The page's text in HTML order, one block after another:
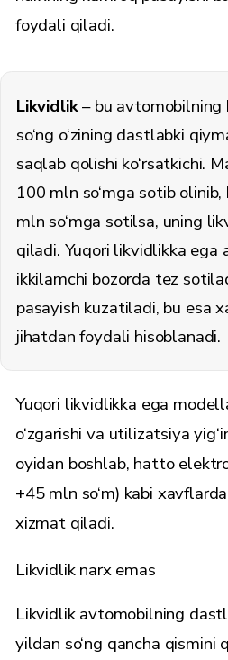
foydali qiladi.
Likvidlik– bu avtomobilning
so‘ng o‘zining dastlabki
saqlab qolishi ko‘rsatkichi.
100 mln so‘mga sotib
mln so‘mga sotilsa, uning
qiladi. Yuqori likvidlikka ega
ikkilamchi bozorda tez
pasayish kuzatiladi, bu esa
jihatdan foydali hisoblanadi.
Yuqori likvidlikka ega
o‘zgarishi va utilizatsiya
oyidan boshlab, hatto
+45 mln so‘m) kabi
xizmat qiladi.
Likvidlik narx emas
Likvidlik avtomobilning
yildan so‘ng qancha qismini